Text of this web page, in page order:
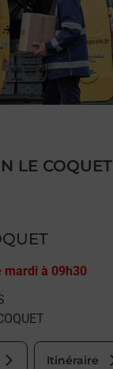
LE COQUET
mardi à 09h30
Itinéraire